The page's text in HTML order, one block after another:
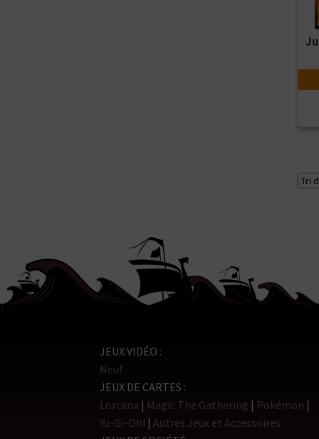
JEUX VIDÉO
Neuf
JEUX DE CARTES
Lorcana
Magic The Gathering
Pokémon
Yu-Gi-Oh!
Autres Jeux et Accessoires